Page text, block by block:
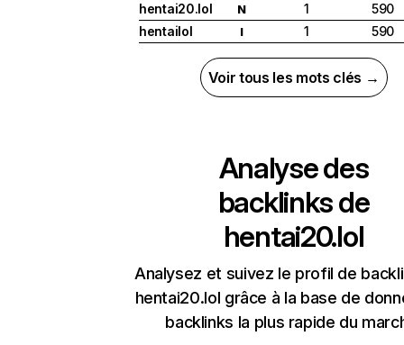
hentai20.lol
N 1
590
hentailol
I 1 590
Voir tous les mots clés →
Analyse des
backlinks de
hentai20.lol
Analysez et suivez le profil de
hentai20.lol grâce à la base de
backlinks la plus rapide du